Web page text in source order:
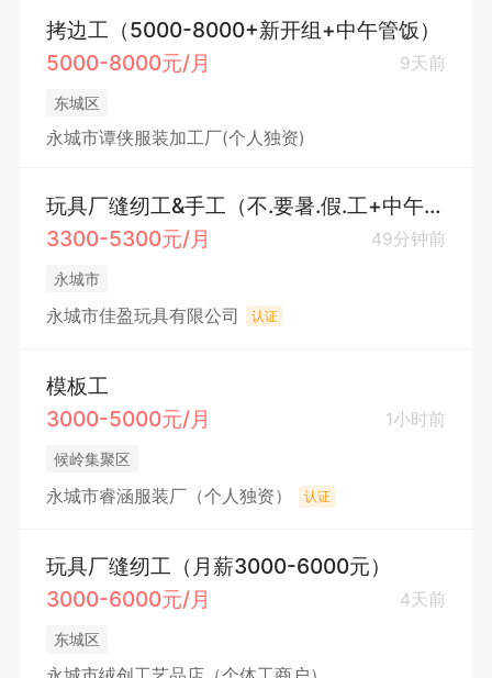
拷边工（5000-8000+新开组+中午管饭）
5000-8000元/月
9天前
东城区
永城市谭侠服装加工厂(个人独资)
玩具厂缝纫工&手工（不.要暑.假.工+中午工作餐+不耽误接送孩.子）
3300-5300元/月
49分钟前
永城市
永城市佳盈玩具有限公司 认证
模板工
3000-5000元/月
1小时前
候岭集聚区
永城市睿涵服装厂（个人独资） 认证
玩具厂缝纫工（月薪3000-6000元）
3000-6000元/月
4天前
东城区